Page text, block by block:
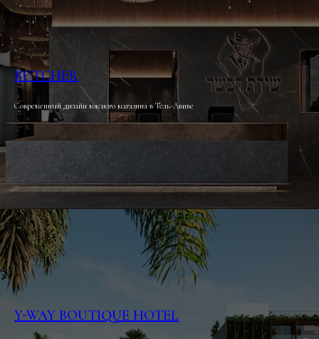
BUTCHER
Современный дизайн мясного магазина в Тель-Авиве
Y-WAY BOUTIQUE HOTEL